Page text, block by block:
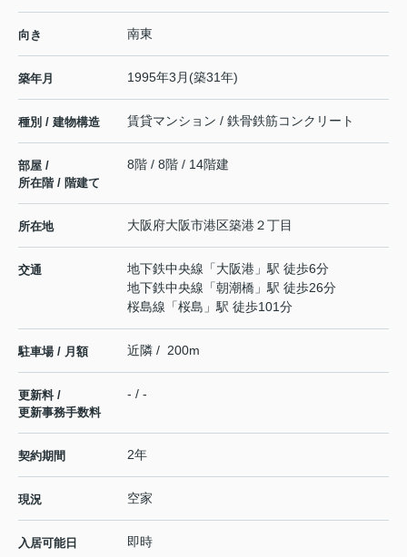
向き 南東
築年月 1995年3月(築31年)
種別 / 建物構造 賃貸マンション / 鉄骨鉄筋コンクリート
部屋 /
所在階 / 階建て
8階 / 8階 / 14階建
所在地 大阪府大阪市港区築港２丁目
交通 地下鉄中央線 「大阪港 」駅 徒歩6分
地下鉄中央線 「朝潮橋 」駅 徒歩26分
桜島線 「桜島 」駅 徒歩101分
駐車場 / 月額 近隣 / 200m
更新料 /
更新事務手数料
- / -
契約期間 2年
現況 空家
入居可能日 即時